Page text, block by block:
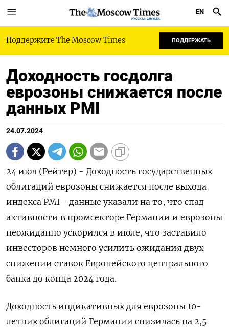
РУССКАЯ СЛУЖБА
EN
Поддержите The Moscow Times ПОДДЕРЖАТЬ
Доходность госдолга
еврозоны снижается после
данных PMI
24.07.2024
24 июл (Рейтер) - Доходность государственных
облигаций еврозоны снижается после выхода
индекса PMI - данные указали на то, что спад
активности в промсекторе Германии и еврозоны
неожиданно ускорился в июле, что заставило
инвесторов немного усилить ожидания двух
снижении ставок Европейского центрального
банка до конца 2024 года.
Доходность индикативных для еврозоны 10-
летних облигаций Германии снизилась на 2,5